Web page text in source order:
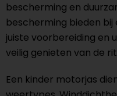
bescherming en
bescherming bieden bij
juiste voorbereiding en
veilig genieten van de
Een kinder motorjas